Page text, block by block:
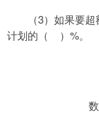
（3）如果要超
计划的（
） %。